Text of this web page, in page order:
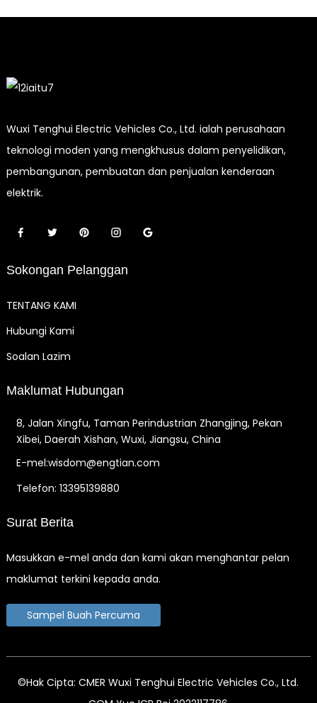
Wuxi Tenghui Electric Vehicles Co., Ltd. ialah perusahaan
teknologi moden yang mengkhusus dalam penyelidikan,
pembangunan, pembuatan dan penjualan kenderaan
elektrik.
Sokongan Pelanggan
TENTANG KAMI
Hubungi Kami
Soalan Lazim
Maklumat Hubungan
8, Jalan Xingfu, Taman Perindustrian Zhangjing, Pekan
Xibei, Daerah Xishan, Wuxi, Jiangsu, China
E-mel:wisdom@engtian.com
Telefon: 13395139880
Surat Berita
Masukkan e-mel anda dan kami akan menghantar pelan
maklumat terkini kepada anda.
Sampel Buah Percuma
©Hak Cipta: CMER Wuxi Tenghui Electric Vehicles Co., Ltd.